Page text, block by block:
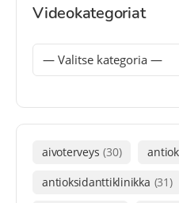
Videokategoriat
aivoterveys (30)
antioksidanttiklinikka (31)